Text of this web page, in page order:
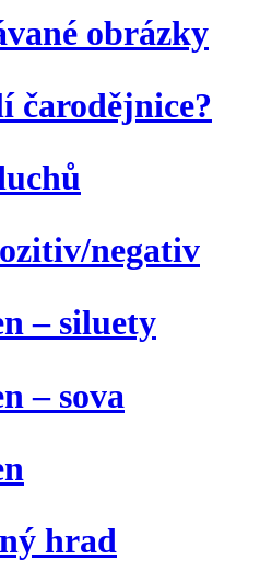
obrázky
čarodějnice?
negativ
– siluety
– sova
hrad